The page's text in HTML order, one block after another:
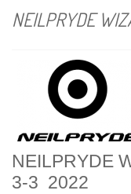
NEILPRYDE
NEILPRYDE
3-3 2022